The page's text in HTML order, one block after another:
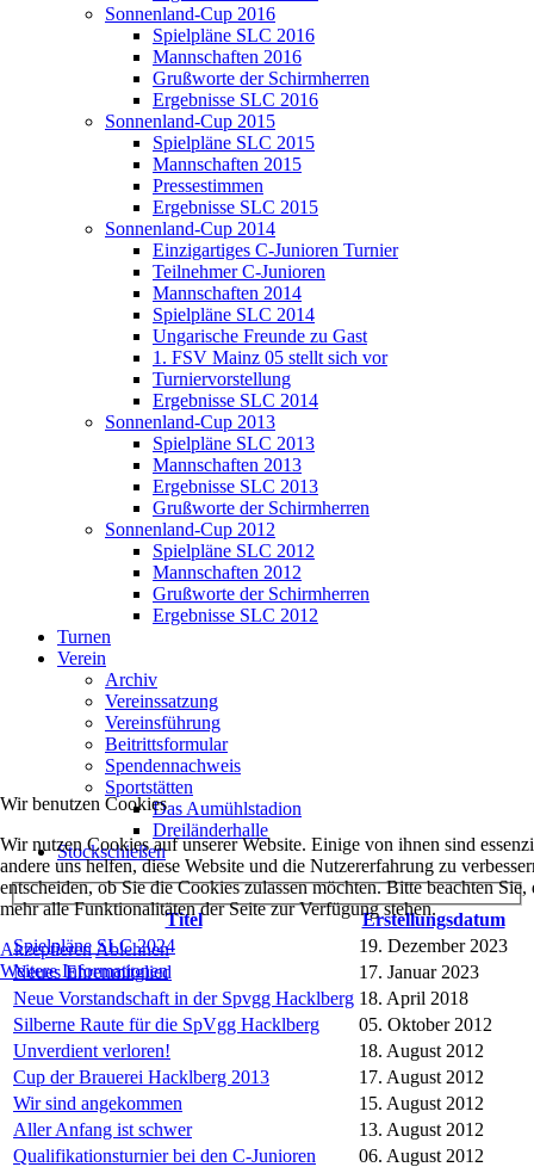
Sonnenland-Cup 2016
Spielpläne SLC 2016
Mannschaften 2016
Grußworte der Schirmherren
Ergebnisse SLC 2016
Sonnenland-Cup 2015
Spielpläne SLC 2015
Mannschaften 2015
Pressestimmen
Ergebnisse SLC 2015
Sonnenland-Cup 2014
Einzigartiges C-Junioren Turnier
Teilnehmer C-Junioren
Mannschaften 2014
Spielpläne SLC 2014
Ungarische Freunde zu Gast
1. FSV Mainz 05 stellt sich vor
Turniervorstellung
Ergebnisse SLC 2014
Sonnenland-Cup 2013
Spielpläne SLC 2013
Mannschaften 2013
Ergebnisse SLC 2013
Grußworte der Schirmherren
Sonnenland-Cup 2012
Spielpläne SLC 2012
Mannschaften 2012
Grußworte der Schirmherren
Ergebnisse SLC 2012
Turnen
Verein
Archiv
Vereinssatzung
Vereinsführung
Beitrittsformular
Spendennachweis
Sportstätten
Das Aumühlstadion
Dreiländerhalle
Stockschießen
Titel
Erstellungsdatum
Spielpläne SLC 2024
19. Dezember 2023
Neues Ehrenmitglied
17. Januar 2023
Neue Vorstandschaft in der Spvgg Hacklberg 18. April 2018
Silberne Raute für die SpVgg Hacklberg
05. Oktober 2012
Unverdient verloren!
18. August 2012
Cup der Brauerei Hacklberg 2013
17. August 2012
Wir sind angekommen
15. August 2012
Aller Anfang ist schwer
13. August 2012
Qualifikationsturnier bei den C-Junioren
06. August 2012
Wir benutzen Cookies
Wir nutzen Cookies auf unserer Website. Einige von ihnen sind
andere uns helfen, diese Website und die Nutzererfahrung zu
entscheiden, ob Sie die Cookies zulassen möchten. Bitte beachten
mehr alle Funktionalitäten der Seite zur Verfügung stehen.
AkzeptierenAblehnen
Weitere Informationen